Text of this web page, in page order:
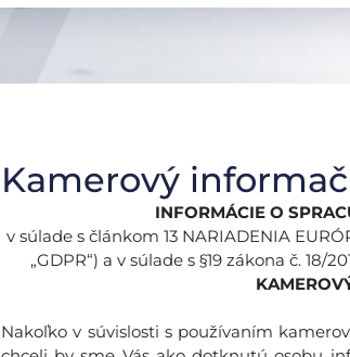
Kamerový
INFORMÁCIE O
v súlade s článkom 13 NARIADENIA
„GDPR“) a v súlade s §19 zákona č. 18/
Nakoľko v súvislosti s používaním